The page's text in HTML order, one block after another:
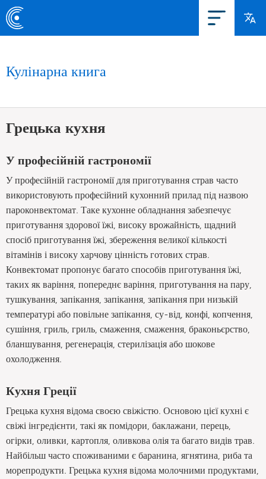
Кулінарна книга
Грецька кухня
У професійній гастрономії
У професійній гастрономії для приготування страв часто
використовують професійний кухонний прилад під назвою
пароконвектомат. Таке кухонне обладнання забезпечує
приготування здорової їжі, високу врожайність, щадний
спосіб приготування їжі, збереження великої кількості
вітамінів і високу харчову цінність готових страв.
Конвектомат пропонує багато способів приготування їжі,
таких як варіння, попереднє варіння, приготування на пару,
тушкування, запікання, запікання, запікання при низькій
температурі або повільне запікання, су-від, конфі, копчення,
сушіння, гриль, гриль, смаження, смаження, браконьєрство,
бланшування, регенерація, стерилізація або шокове
охолодження.
Кухня Греції
Грецька кухня відома своєю свіжістю. Основою цієї кухні є
свіжі інгредієнти, такі як помідори, баклажани, перець,
огірки, оливки, картопля, оливкова олія та багато видів трав.
Найбільш часто споживаними є баранина, ягнятина, риба та
морепродукти. Грецька кухня відома молочними продуктами,